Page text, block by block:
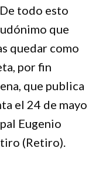
todo esto
que
quedar como
por fin
que publica
el 24 de mayo
Eugenio
(Retiro).